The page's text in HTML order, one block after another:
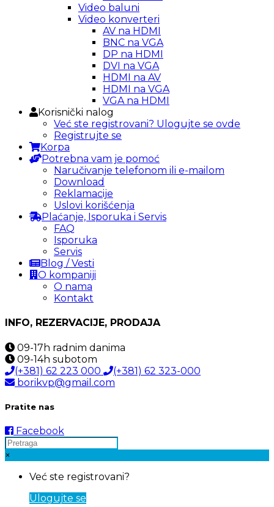
Video baluni
Video konverteri
AV na HDMI
BNC na VGA
DP na HDMI
DVI na VGA
HDMI na AV
HDMI na VGA
VGA na HDMI
Korisnički nalog
Već ste registrovani? Ulogujte se ovde
Registrujte se
Korpa
Potrebna vam je pomoć
Naručivanje telefonom ili e-mailom
Download
Reklamacije
Uslovi korišćenja
Plaćanje, Isporuka i Servis
FAQ
Isporuka
Servis
Blog / Vesti
O kompaniji
O nama
Kontakt
INFO, REZERVACIJE, PRODAJA
09-17h radnim danima
09-14h subotom
(+381) 62 223 000
(+381) 62 323-000
borikvp@gmail.com
Pratite nas
Facebook
×
Već ste registrovani?
Ulogujte se